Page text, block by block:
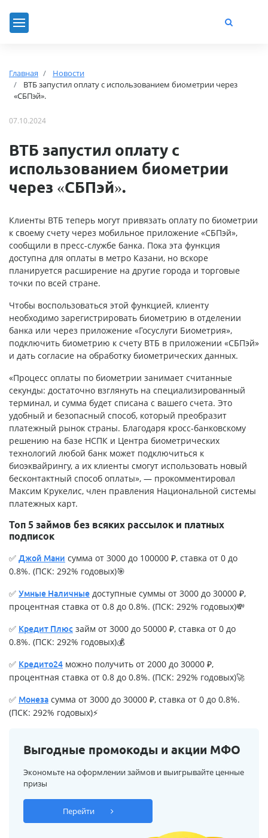
Главная
Новости
ВТБ запустил оплату с использованием биометрии через
«СБПэй».
07.10.2024
ВТБ запустил оплату с
использованием биометрии
через «СБПэй».
Клиенты ВТБ теперь могут привязать оплату по биометрии
к своему счету через мобильное приложение «СБПэй»,
сообщили в пресс-службе банка. Пока эта функция
доступна для оплаты в метро Казани, но вскоре
планируется расширение на другие города и торговые
точки по всей стране.
Чтобы воспользоваться этой функцией, клиенту
необходимо зарегистрировать биометрию в отделении
банка или через приложение «Госуслуги Биометрия»,
подключить биометрию к счету ВТБ в приложении «СБПэй»
и дать согласие на обработку биометрических данных.
«Процесс оплаты по биометрии занимает считанные
секунды: достаточно взглянуть на специализированный
терминал, и сумма будет списана с вашего счета. Это
удобный и безопасный способ, который преобразит
платежный рынок страны. Благодаря кросс-банковскому
решению на базе НСПК и Центра биометрических
технологий любой банк может подключиться к
биоэквайрингу, а их клиенты смогут использовать новый
бесконтактный способ оплаты», — прокомментировал
Максим Крукелис, член правления Национальной системы
платежных карт.
Топ 5 займов без всяких рассылок и платных
подписок
✅ Джой Мани сумма от 3000 до 100000 ₽, ставка от 0 до
0.8%. (ПСК: 292% годовых)🎯
✅ Умные Наличные доступные суммы от 3000 до 30000 ₽,
процентная ставка от 0.8 до 0.8%. (ПСК: 292% годовых)💸
✅ Кредит Плюс займ от 3000 до 50000 ₽, ставка от 0 до
0.8%. (ПСК: 292% годовых)💰
✅ Кредито24 можно получить от 2000 до 30000 ₽,
процентная ставка от 0.8 до 0.8%. (ПСК: 292% годовых)🚀
✅ Монеза сумма от 3000 до 30000 ₽, ставка от 0 до 0.8%.
(ПСК: 292% годовых)⚡
Выгодные промокоды и акции МФО
Экономьте на оформлении займов и выигрывайте ценные
призы
Перейти